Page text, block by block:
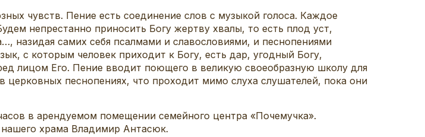
чувств. Пение есть соединение слов с музыкой голоса. Каждое
непрестанно приносить Богу жертву хвалы, то есть плод уст,
назидая самих себя псалмами и славословиями, и песнопениями
с которым человек приходит к Богу, есть дар, угодный Богу,
лицом Его. Пение вводит поющего в великую своеобразную школу для
песнопениях, что проходит мимо слуха слушателей, пока они
в арендуемом помещении семейного центра «Почемучка».
храма Владимир Антасюк.